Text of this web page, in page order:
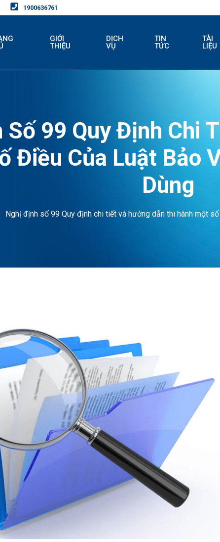
1900636761
GIỚI
THIỆU
DỊCH
VỤ
TIN
TỨC
TÀI
LIỆU
99 Quy Định Chi
Điều Của Luật Bảo
Dùng
Nghị định số 99 Quy định chi tiết và hướng dẫn thi hành một